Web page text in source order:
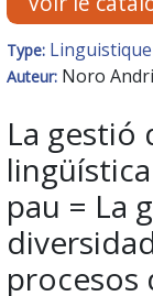
Type:
Auteur: Noro
La gestió
pau = La
procesos